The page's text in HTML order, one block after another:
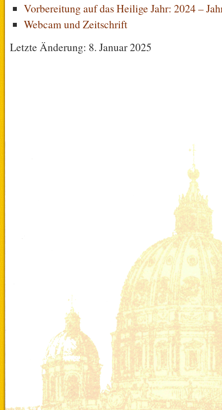
Vorbereitung auf das Heilige Jahr: 2024 –
Webcam und Zeitschrift
Letzte Änderung: 8. Januar 2025